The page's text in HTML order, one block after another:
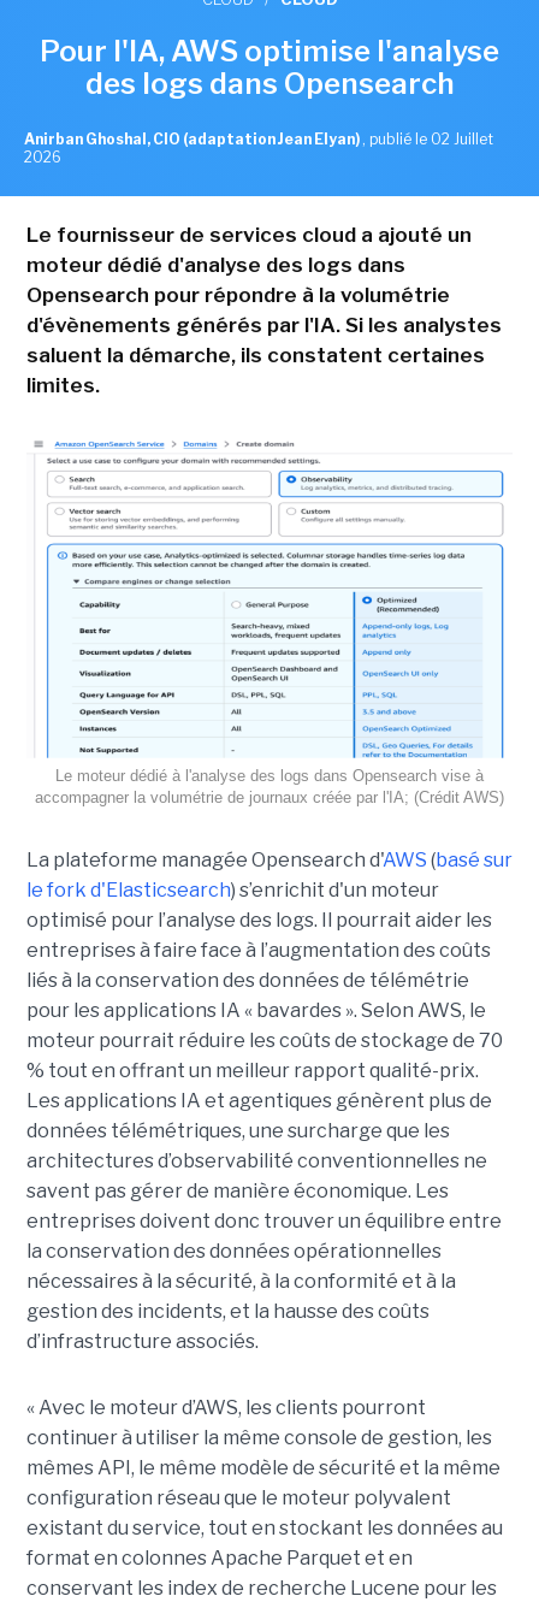
Pour l'IA, AWS optimise l'analyse
des logs dans Opensearch
Anirban Ghoshal, CIO (adaptation Jean Elyan) , publié le 02 Juillet
2026
Le fournisseur de services cloud a ajouté un
moteur dédié d'analyse des logs dans
Opensearch pour répondre à la volumétrie
d'évènements générés par l'IA. Si les analystes
saluent la démarche, ils constatent certaines
limites.
Le moteur dédié à l'analyse des logs dans Opensearch vise à
accompagner la volumétrie de journaux créée par l'IA; (Crédit AWS)
La plateforme managée Opensearch d'AWS (basé sur
le fork d'Elasticsearch) s’enrichit d'un moteur
optimisé pour l’analyse des logs. Il pourrait aider les
entreprises à faire face à l’augmentation des coûts
liés à la conservation des données de télémétrie
pour les applications IA « bavardes ». Selon AWS, le
moteur pourrait réduire les coûts de stockage de 70
% tout en offrant un meilleur rapport qualité-prix.
Les applications IA et agentiques génèrent plus de
données télémétriques, une surcharge que les
architectures d’observabilité conventionnelles ne
savent pas gérer de manière économique. Les
entreprises doivent donc trouver un équilibre entre
la conservation des données opérationnelles
nécessaires à la sécurité, à la conformité et à la
gestion des incidents, et la hausse des coûts
d’infrastructure associés.
« Avec le moteur d’AWS, les clients pourront
continuer à utiliser la même console de gestion, les
mêmes API, le même modèle de sécurité et la même
configuration réseau que le moteur polyvalent
existant du service, tout en stockant les données au
format en colonnes Apache Parquet et en
conservant les index de recherche Lucene pour les